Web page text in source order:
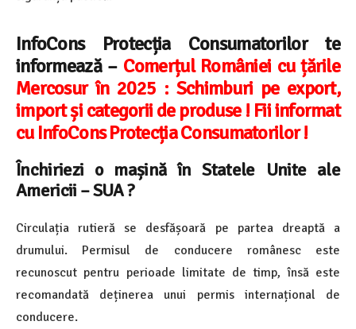
InfoCons Protecția Consumatorilor te
informează – Comerțul României cu țările
Mercosur în 2025 : Schimburi pe export,
import și categorii de produse ! Fii informat
cu InfoCons Protecția Consumatorilor !
Închiriezi o mașină în Statele Unite ale
Americii – SUA ?
Circulația rutieră se desfășoară pe partea dreaptă a
drumului. Permisul de conducere românesc este
recunoscut pentru perioade limitate de timp, însă este
recomandată deținerea unui permis internațional de
conducere.